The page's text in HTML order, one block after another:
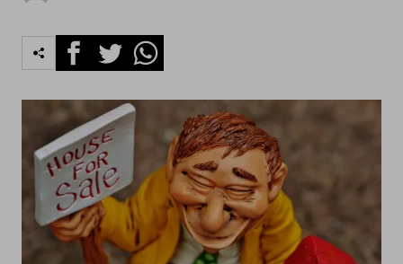
FacebookTwitterWhatsapp